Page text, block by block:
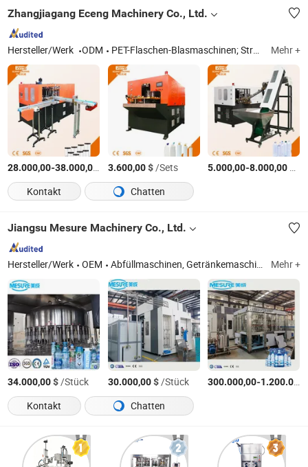
Zhangjiagang Eceng Machinery Co., Ltd.
Hersteller/Werk ODM PET-Flaschen-Blasmaschinen; Stretch-Blasformmaschine Mehr +
28.000,00-38.000,00 $ /Sets
3.600,00$/Sets 5.000,00-8.000,00
/
Kontakt
Chatten
Jiangsu Mesure Machinery Co., Ltd.
Hersteller/Werk OEM Abfüllmaschinen, Getränkemaschine, Saftwasser-/CSD-Abfülllinie, Wasseraufbereitungssystem, Blasformmaschine Mehr +
34.000,00$/Stück 30.000,00$/Stück 300.000,00-1.200.000,00
Kontakt Chatten